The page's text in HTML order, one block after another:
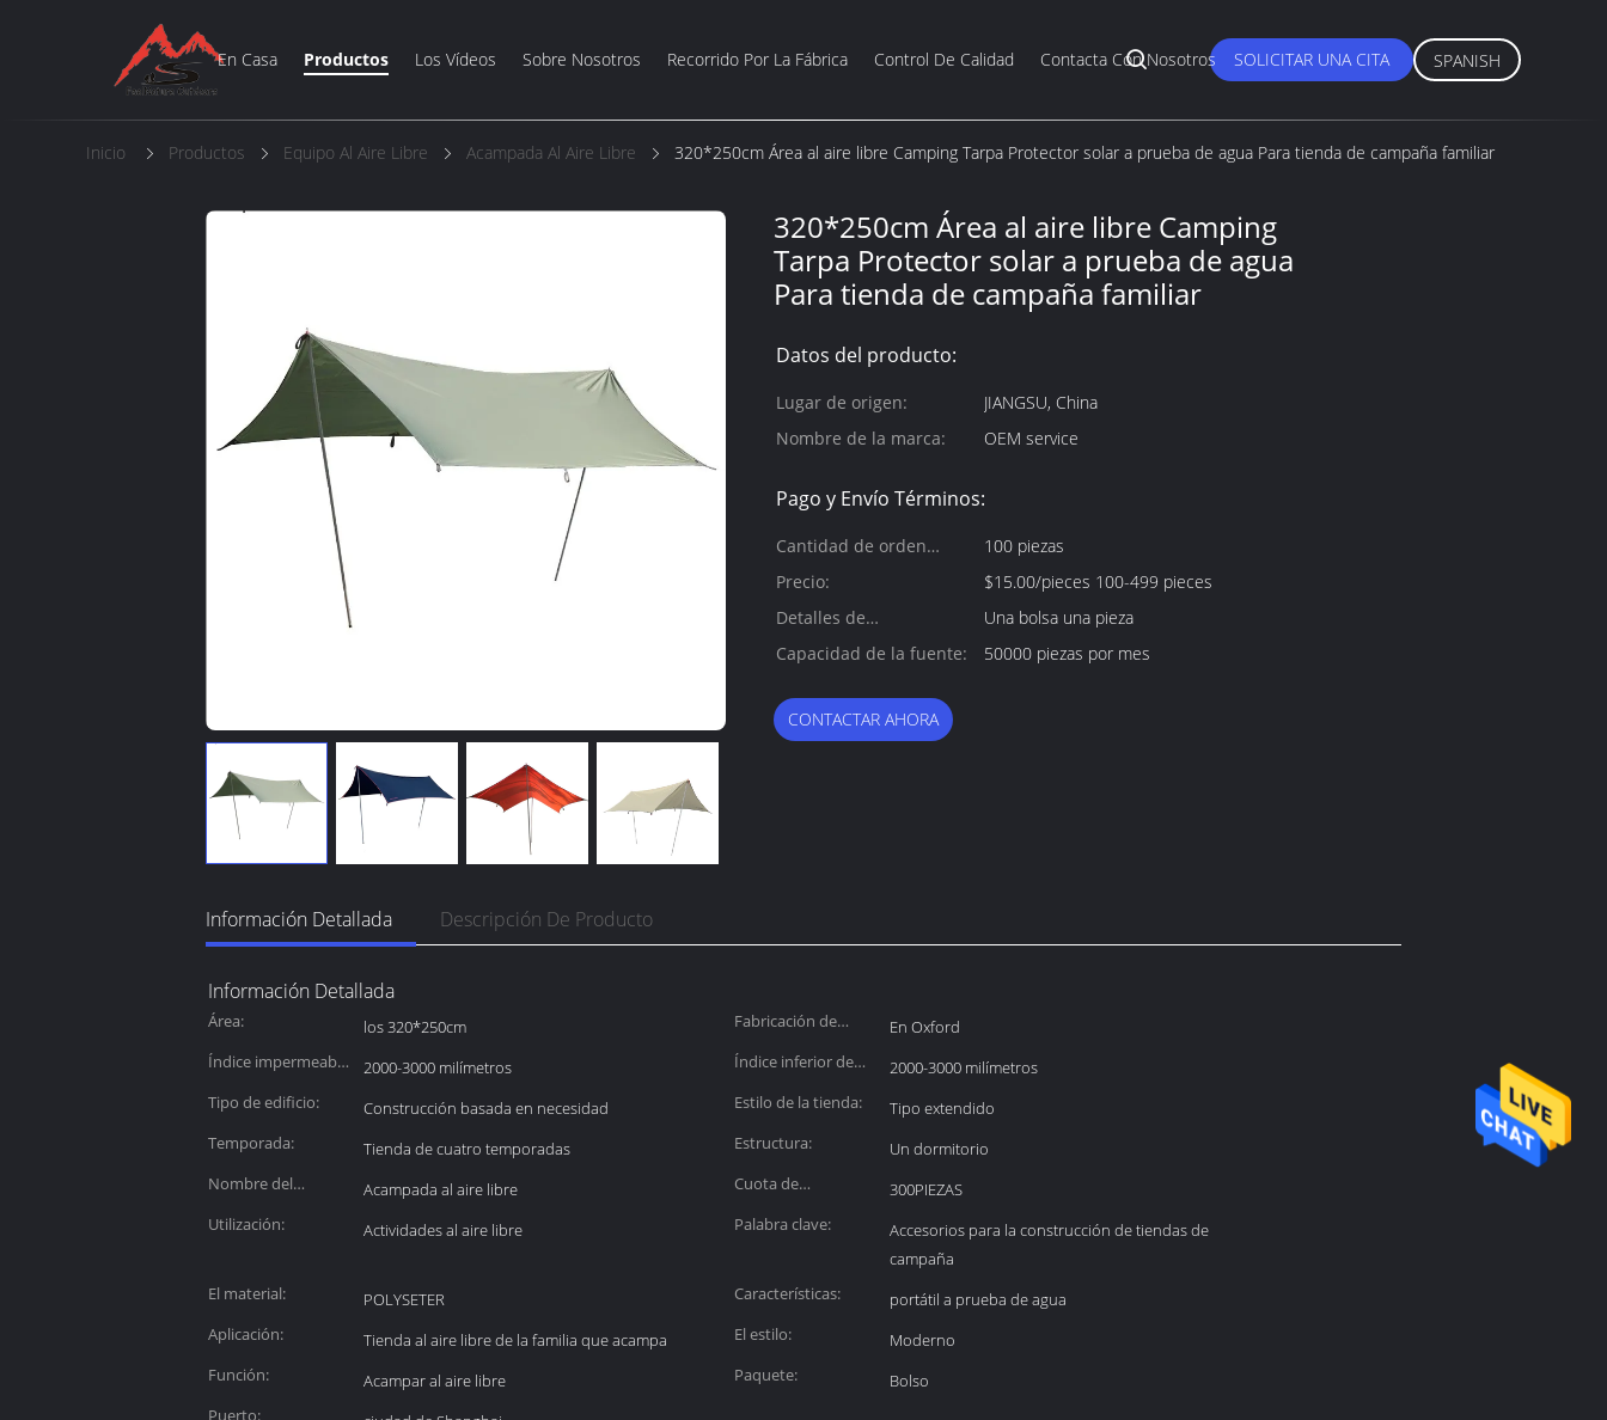
En Casa Productos Los Vídeos Sobre Nosotros Recorrido Por La Fábrica Control De Calidad Contacta Con Nosotros SOLICITAR UNA CITA SPANISH
Inicio Productos Equipo Al Aire Libre Acampada Al Aire Libre 320*250cm Área al aire libre Camping Tarpa Protector solar a prueba de agua Para tienda de campaña familiar
320*250cm Área al aire libre Camping
Tarpa Protector solar a prueba de agua
Para tienda de campaña familiar
Datos del producto:
Lugar de origen:
JIANGSU, China
Nombre de la marca:
OEM service
Pago y Envío Términos:
Cantidad de orden
mínima:
100 piezas
Precio:
$15.00/pieces 100-499 pieces
Detalles de
empaquetado:
Una bolsa una pieza
Capacidad de la fuente:
50000 piezas por mes
CONTACTAR AHORA
Información Detallada Descripción De Producto
Información Detallada
Área: los 320*250cm
Fabricación de
tejidos:
En Oxford
Índice impermeable
exterior:
2000-3000 milímetros
Índice inferior de
2000-3000 milímetros
Tipo de edificio:
Construcción basada en necesidad Estilo de la tienda:
Tipo extendido
Temporada:
Tienda de cuatro temporadas Estructura:
Un dormitorio
Nombre del
Acampada al aire libre
Cuota de
300PIEZAS
Utilización:
Actividades al aire libre Palabra clave:
Accesorios para la construcción de tiendas de
campaña
El material:
POLYSETER Características:
portátil a prueba de agua
Aplicación:
Tienda al aire libre de la familia que acampa El estilo:
Moderno
Función:
Acampar al aire libre Paquete:
Bolso
Puerto: